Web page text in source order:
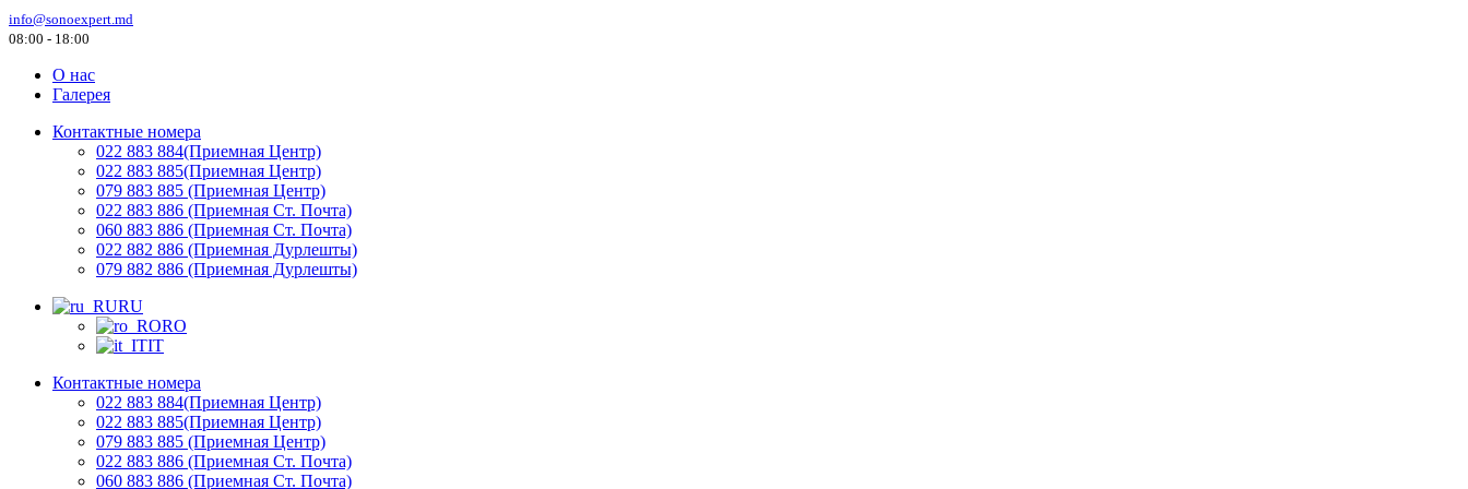
info@sonoexpert.md
08:00 - 18:00
О нас
Галерея
Контактные номера
022 883 884(Приемная Центр)
022 883 885(Приемная Центр)
079 883 885 (Приемная Центр)
022 883 886 (Приемная Ст. Почта)
060 883 886 (Приемная Ст. Почта)
022 882 886 (Приемная Дурлешты)
079 882 886 (Приемная Дурлешты)
RU
RO
IT
Контактные номера
022 883 884(Приемная Центр)
022 883 885(Приемная Центр)
079 883 885 (Приемная Центр)
022 883 886 (Приемная Ст. Почта)
060 883 886 (Приемная Ст. Почта)